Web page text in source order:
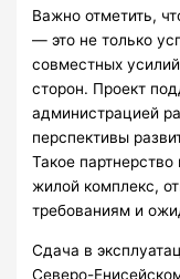
Важно отметить,
— это не только
совместных
сторон. Проект
администрацией
перспективы
Такое
жилой комплекс,
требованиям и
Сдача в
Северо-